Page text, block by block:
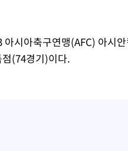
시아축구연맹(AFC) 아시
(74경기)이다.